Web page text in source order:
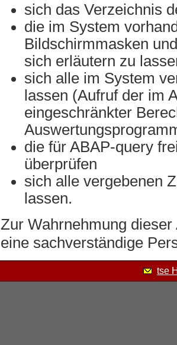
sich das Verzeichnis
die im System
Bildschirmmasken
sich erläutern zu
sich alle im System
lassen (Aufruf der im
eingeschränkter
die für ABAP-query
überprüfen
sich alle vergebenen
lassen.
Zur Wahrnehmung
eine sachverständige
tse